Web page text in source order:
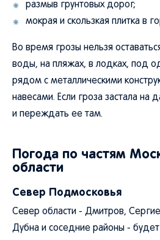
размыв грунтовых дорог;
мокрая и скользкая плитка в
Во время грозы нельзя
воды, на пляжах, в лодках, под
рядом с металлическими
навесами. Если гроза застала на
и переждать ее там.
Погода по частям
области
Север Подмосковья
Север области - Дмитров,
Дубна и соседние районы -